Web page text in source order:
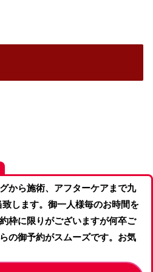
から施術、アフターケアまで九
します。御一人様毎のお時間を
枠に限りがございますが何卒ご
の御予約がスムーズです。お気